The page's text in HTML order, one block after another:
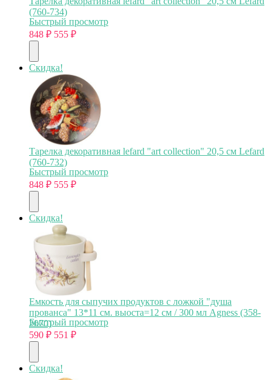
(760-734)
Быстрый просмотр
848 ₽ 555 ₽
Скидка!
Тарелка декоративная lefard "art collection" 20,5 см Lefard
(760-732)
Быстрый просмотр
848 ₽ 555 ₽
Скидка!
Емкость для сыпучих продуктов с ложкой "душа
прованса" 13*11 см. выоста=12 см / 300 мл Agness (358-
2070)
Быстрый просмотр
590 ₽ 551 ₽
Скидка!